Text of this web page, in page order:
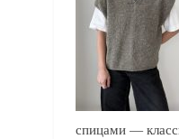
спицами —